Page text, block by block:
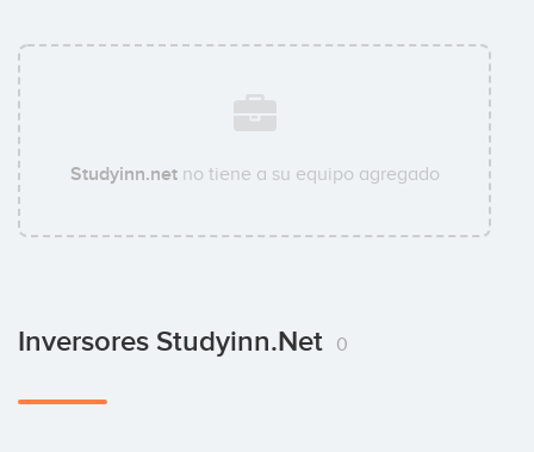
Studyinn.netno tiene a su equipo agregado
Inversores Studyinn.net 0